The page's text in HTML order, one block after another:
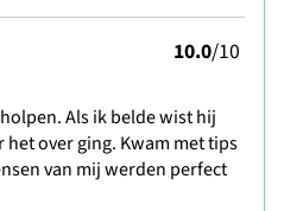
10.0/10
Als ik belde wist hij
over ging. Kwam met tips
van mij werden perfect